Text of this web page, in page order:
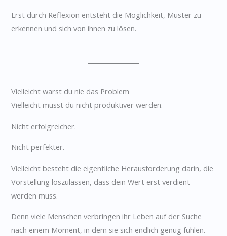
Erst durch Reflexion entsteht die Möglichkeit, Muster zu
erkennen und sich von ihnen zu lösen.
Vielleicht warst du nie das Problem
Vielleicht musst du nicht produktiver werden.
Nicht erfolgreicher.
Nicht perfekter.
Vielleicht besteht die eigentliche Herausforderung darin, die
Vorstellung loszulassen, dass dein Wert erst verdient
werden muss.
Denn viele Menschen verbringen ihr Leben auf der Suche
nach einem Moment, in dem sie sich endlich genug fühlen.